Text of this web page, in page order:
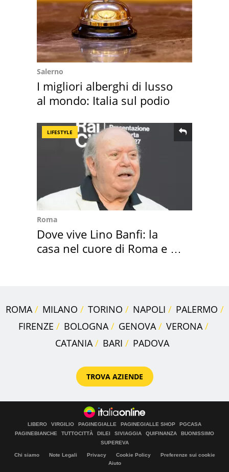
Salerno
I migliori alberghi di lusso
al mondo: Italia sul podio
LIFESTYLE
Roma
Dove vive Lino Banfi: la
casa nel cuore di Roma e i
ROMA MILANO TORINO NAPOLI
PALERMO
FIRENZE
BOLOGNA GENOVA
VERONA
CATANIA
BARI PADOVA
TROVA AZIENDE
LIBERO VIRGILIO PAGINEGIALLE PAGINEGIALLE SHOP
PGCASA
PAGINEBIANCHE
TUTTOCITTÀ DILEI SIVIAGGIA QUIFINANZA
BUONISSIMO
SUPEREVA
Chi siamo Note Legali Privacy Cookie Policy
Preferenze sui cookie
Aiuto